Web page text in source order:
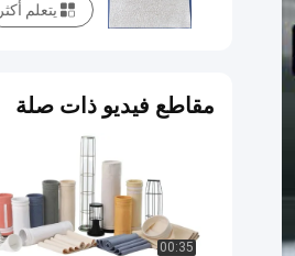
يتعلم أكثر
مقاطع فيديو ذات صلة
00:35